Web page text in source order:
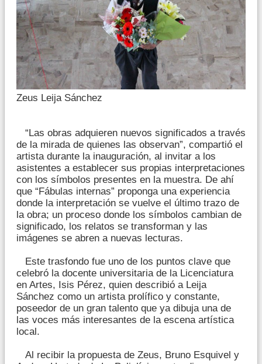
Zeus Leija Sánchez
“Las obras adquieren nuevos significados a través
de la mirada de quienes las observan”, compartió el
artista durante la inauguración, al invitar a los
asistentes a establecer sus propias interpretaciones
con los símbolos presentes en la muestra. De ahí
que “Fábulas internas” proponga una experiencia
donde la interpretación se vuelve el último trazo de
la obra; un proceso donde los símbolos cambian de
significado, los relatos se transforman y las
imágenes se abren a nuevas lecturas.
Este trasfondo fue uno de los puntos clave que
celebró la docente universitaria de la Licenciatura
en Artes, Isis Pérez, quien describió a Leija
Sánchez como un artista prolífico y constante,
poseedor de un gran talento que ya dibuja una de
las voces más interesantes de la escena artística
local.
Al recibir la propuesta de Zeus, Bruno Esquivel y